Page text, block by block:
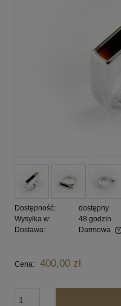
Dostępność:
dostępny
Wysyłka w:
48 godzin
Dostawa:
Darmowa
Cena nie zawiera
Cena: 400,00 zł